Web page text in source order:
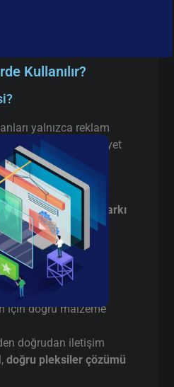
Kullanılır?
yalnızca reklam
İstanbul’da faaliyet
aşağıdaki alanlarda
gerçek farkı
(aracı değil)
pleksiler kesim
için doğru malzeme
doğrudan iletişim
doğru pleksiler çözümü